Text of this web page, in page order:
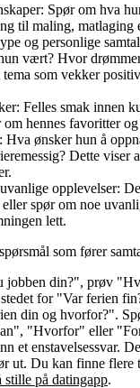
Spør om hva
til maling, matlaging
og personlige
vært? Hvor
som vekker
Felles smak innen
hennes favoritter
Hva ønsker hun å
Dette viser
opplevelser:
spør om noe
lett.
som fører
jobben din?", prøv
for "Var ferien
din og hvorfor?".
"Hvorfor" eller
et enstavelsessvar.
ut. Du kan finne flere
stille på datingapp.